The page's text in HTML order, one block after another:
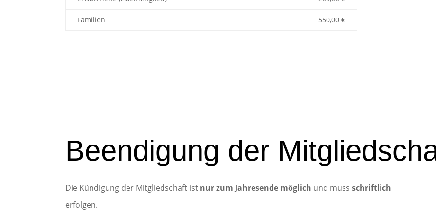
Familien 550,00 €
Beendigung der
Die Kündigung der Mitgliedschaft ist nur zum Jahresende möglich und mussschriftlich
erfolgen.